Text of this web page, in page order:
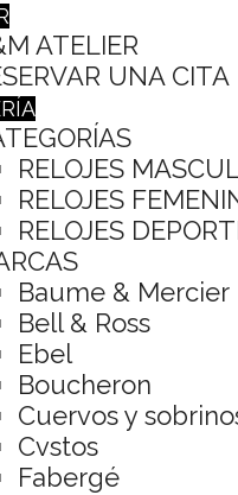
ATELIER
UNA CITA
RELOJES
RELOJES
RELOJES
Baume & Mercier
Bell & Ross
Ebel
Boucheron
Cuervos y
Cvstos
Fabergé